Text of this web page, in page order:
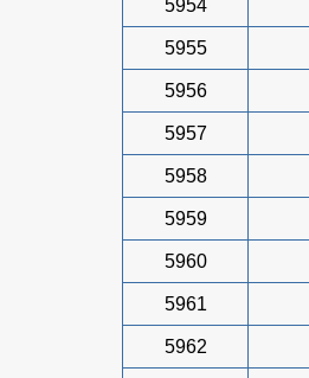
5954
5955
5956
5957
5958
5959
5960
5961
5962